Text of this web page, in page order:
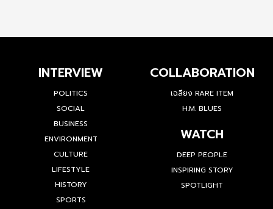
INTERVIEW
POLITICS
SOCIAL
BUSINESS
ENVIRONMENT
CULTURE
LIFESTYLE
HISTORY
SPORTS
COLLABORATION
เฉลียง RARE ITEM
H.M. BLUES
WATCH
DEEP PEOPLE
INSPIRING STORY
SPOTLIGHT